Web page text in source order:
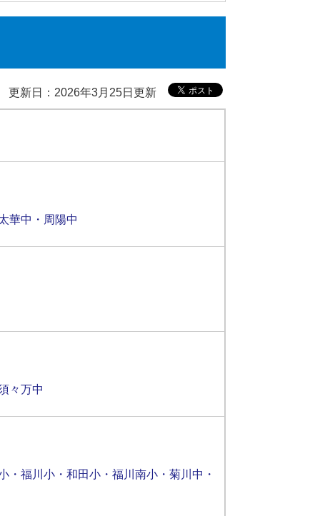
更新日：2026年3月25日更新
華中・周陽中
々万中
福川小・和田小・福川南小・菊川中・